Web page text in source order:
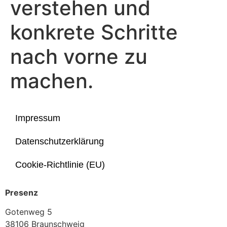
verstehen und
konkrete Schritte
nach vorne zu
machen.
Impressum
Datenschutzerklärung
Cookie-Richtlinie (EU)
Presenz
Gotenweg 5
38106 Braunschweig